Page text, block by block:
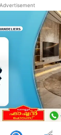
Advertisement